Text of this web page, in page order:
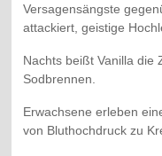
Versagensängste
attackiert, geistige
Nachts beißt Vanilla die
Sodbrennen.
Erwachsene erleben
von Bluthochdruck zu